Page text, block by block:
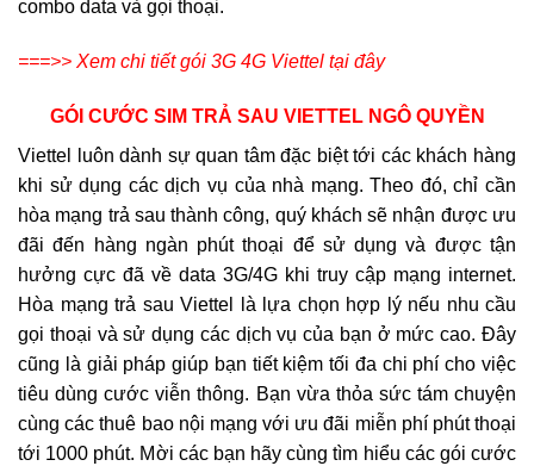
combo data và gọi thoại.
===>> Xem chi tiết gói 3G 4G Viettel tại đây
GÓI CƯỚC SIM TRẢ SAU VIETTEL NGÔ QUYỀN
Viettel luôn dành sự quan tâm đặc biệt tới các khách hàng
khi sử dụng các dịch vụ của nhà mạng. Theo đó, chỉ cần
hòa mạng trả sau thành công, quý khách sẽ nhận được ưu
đãi đến hàng ngàn phút thoại để sử dụng và được tận
hưởng cực đã về data 3G/4G khi truy cập mạng internet.
Hòa mạng trả sau Viettel là lựa chọn hợp lý nếu nhu cầu
gọi thoại và sử dụng các dịch vụ của bạn ở mức cao. Đây
cũng là giải pháp giúp bạn tiết kiệm tối đa chi phí cho việc
tiêu dùng cước viễn thông. Bạn vừa thỏa sức tám chuyện
cùng các thuê bao nội mạng với ưu đãi miễn phí phút thoại
tới 1000 phút. Mời các bạn hãy cùng tìm hiểu các gói cước